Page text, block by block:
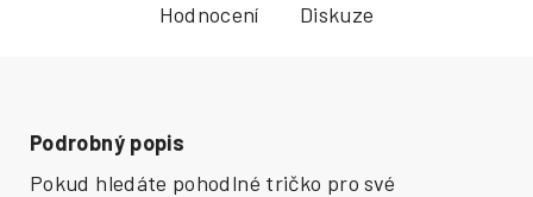
Hodnocení Diskuze
Podrobný popis
Pokud hledáte pohodlné tričko pro své